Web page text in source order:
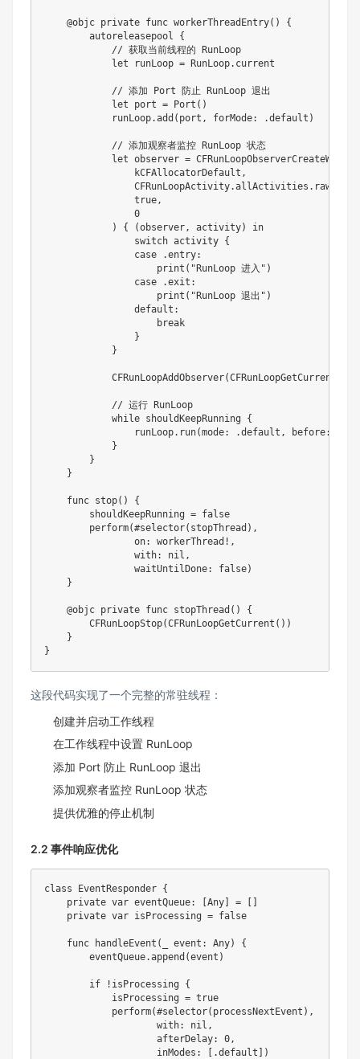
@objc private func workerThreadEntry( )
{
        autoreleasepool
{
// 获取当前线程的 RunLoop
let runLoop = RunLoop. current
// 添加 Port 防止 RunLoop 退出
let port = Port ( )
            runLoop
.add ( port , forMode: .default )
// 添加观察者监控 RunLoop 状态
let observer =
kCFAllocatorDefault ,
CFRunLoopActivity.allActivities . rawValue
true,
0
)
{ (observer, activity)
in
switch activity {
case
.entry:
print ( "RunLoop 进入" )
case
.exit :
print ( "RunLoop 退出" )
default :
break
}
}
CFRunLoopAddObserver(CFRunLoopGetCurrent
// 运行 RunLoop
while shouldKeepRunning {
                runLoop
. run(mode: .default , before:
}
}
}
func stop( )
{
        shouldKeepRunning
= false
perform(#selector( stopThread ) ,
                on
: workerThread ! ,
                with
: nil ,
                waitUntilDone
: false)
}
@objc private func stopThread ( )
{
CFRunLoopStop(CFRunLoopGetCurrent ( ) )
}
}
这段代码实现了一个完整的常驻线程：
创建并启动工作线程
在工作线程中设置 RunLoop
添加 Port 防止 RunLoop 退出
添加观察者监控 RunLoop 状态
提供优雅的停止机制
2.2 事件响应优化
class EventResponder {
private var eventQueue: [Any] = [ ]
private var isProcessing = false
func handleEvent ( event : Any)
{
        eventQueue
.append (event )
if ! isProcessing {
            isProcessing
= true
perform(#selector( processNextEvent ) ,
                    with
: nil ,
                    afterDelay
: 0,
                    inModes
: [ .default ] )